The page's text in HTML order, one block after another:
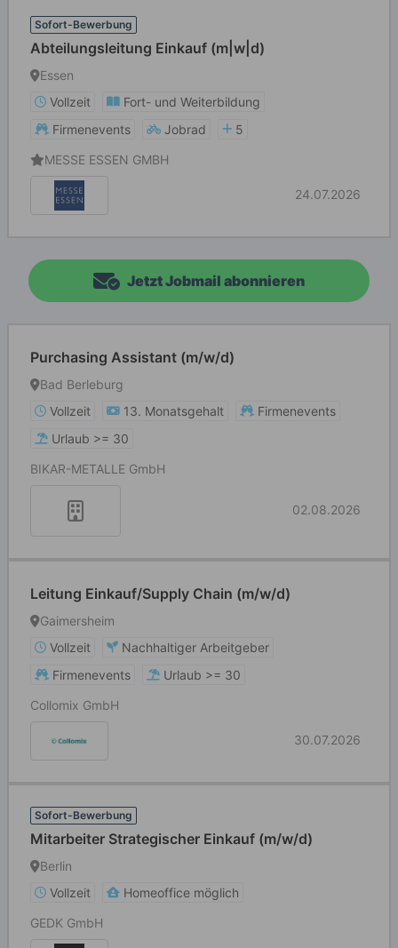
Sofort-Bewerbung
Abteilungsleitung Einkauf (m|w|d)
Essen
Vollzeit
Fort- und Weiterbildung
Firmenevents
Jobrad
5
MESSE ESSEN GMBH
24.07.2026
Jetzt Jobmail abonnieren
Purchasing Assistant (m/w/d)
Bad Berleburg
Vollzeit
13. Monatsgehalt
Firmenevents
Urlaub >= 30
BIKAR-METALLE GmbH
02.08.2026
Leitung Einkauf/Supply Chain (m/w/d)
Gaimersheim
Vollzeit
Nachhaltiger Arbeitgeber
Firmenevents
Urlaub >= 30
Collomix GmbH
30.07.2026
Sofort-Bewerbung
Mitarbeiter Strategischer Einkauf (m/w/d)
Berlin
Vollzeit
Homeoffice möglich
GEDK GmbH